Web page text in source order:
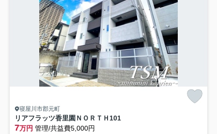
寝屋川市郡元町
リアフラッツ香里園ＮＯＲＴＨ101
7万円 管理/共益費5,000円